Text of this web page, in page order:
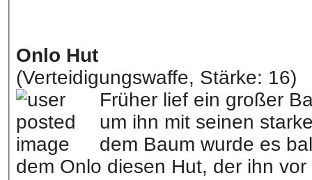
Onlo Hut
(Verteidigungswaffe, Stärke: 16)
Früher lief ein großer
um ihn mit seinen
dem Baum wurde es
dem Onlo diesen Hut, der ihn